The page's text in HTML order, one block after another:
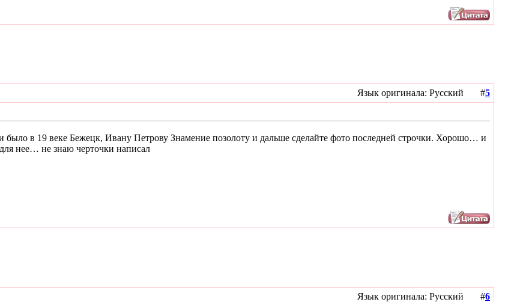
Язык оригинала: Русский #5
было в 19 веке Бежецк, Ивану Петрову Знамение позолоту и дальше сделайте фото последней строчки. Хорошо… и
нее… не знаю черточки написал
Язык оригинала: Русский #6